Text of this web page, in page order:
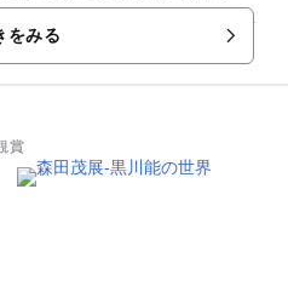
ますが、夏季休館がありま
をみる
賞